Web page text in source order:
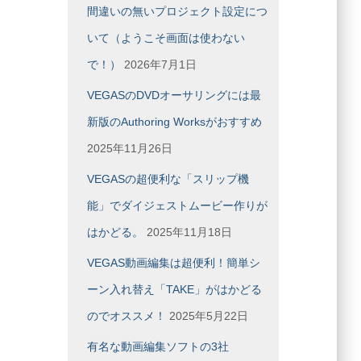
ブ間違いの無いプロジェクト設定につ
いて（ようこそ画面は使わない
で！） 2026年7月1日
VEGASのDVDオーサリングには最
新版のAuthoring Worksがおすすめ
2025年11月26日
VEGASの超便利な「スリップ機
能」でダイジェストムービー作りが
はかどる。 2025年11月18日
VEGAS動画編集は超便利！簡単シ
ーン入れ替え「TAKE」がはかどる
のでオススメ！ 2025年5月22日
有名な動画編集ソフトの3社